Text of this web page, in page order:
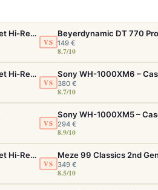
Sony WH-1000XM5 – Casque sans fil à réduction de bruit active et Hi-Res LDAC
VS 149 €
8.7/10
Sony WH-1000XM5 – Casque sans fil à réduction de bruit active et Hi-Res LDAC
VS 380 €
8.7/10
VS 294 €
8.9/10
Sony WH-1000XM5 – Casque sans fil à réduction de bruit active et Hi-Res LDAC
VS 349 €
8.5/10